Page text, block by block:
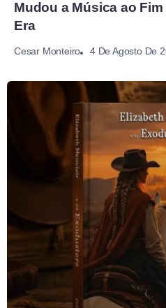
Mudou a Música ao
Era
Cesar Monteiro 4 De Agosto De